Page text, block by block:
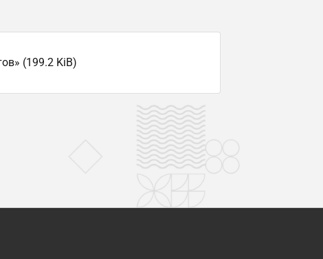
(199.2 KiB)